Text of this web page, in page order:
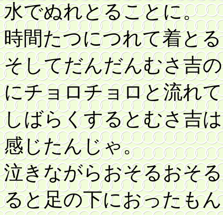
水でぬれとることに。
時間たつにつれて着と
そしてだんだんむさ吉
にチョロチョロと流れ
しばらくするとむさ吉
感じたんじゃ。
泣きながらおそるおそ
ると足の下におったも